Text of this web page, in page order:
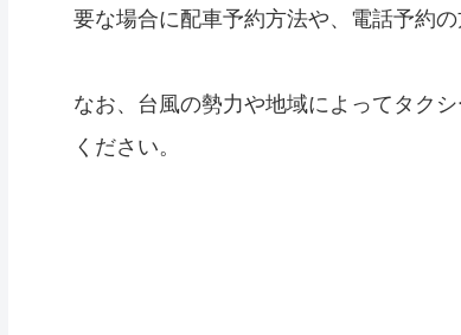
要な場合に配車予約方法や、電話予約
なお、台風の勢力や地域によってタク
ください。